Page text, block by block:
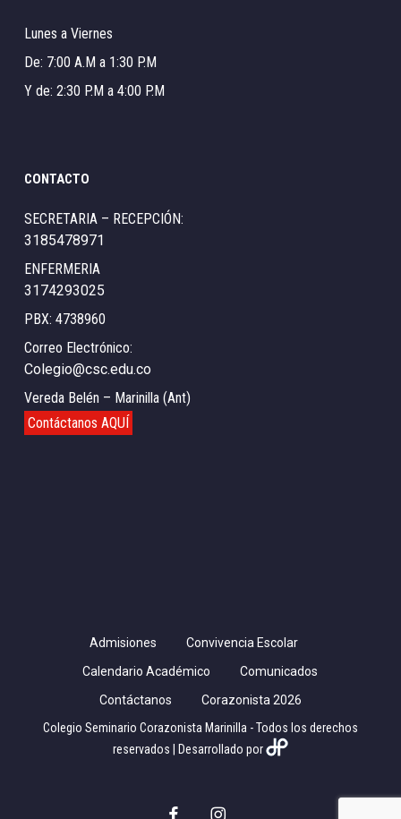
Lunes a Viernes
De: 7:00 A.M a 1:30 P.M
Y de: 2:30 P.M a 4:00 P.M
CONTACTO
SECRETARIA – RECEPCIÓN:
3185478971
ENFERMERIA
3174293025
PBX: 4738960
Correo Electrónico:
Colegio@csc.edu.co
Vereda Belén – Marinilla (Ant)
Contáctanos AQUÍ
Admisiones
Convivencia Escolar
Calendario Académico
Comunicados
Contáctanos
Corazonista 2026
Colegio Seminario Corazonista Marinilla - Todos los derechos
reservados | Desarrollado por
facebookinstagram